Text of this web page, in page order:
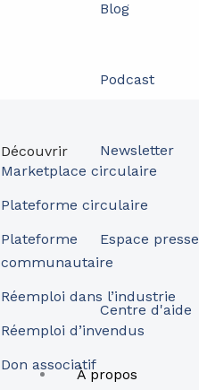
Blog
Podcast
Newsletter
Espace presse
Centre d'aide
À propos
Découvrir
Marketplace circulaire
Plateforme circulaire
Plateforme
communautaire
Réemploi dans l’industrie
Réemploi d’invendus
Don associatif